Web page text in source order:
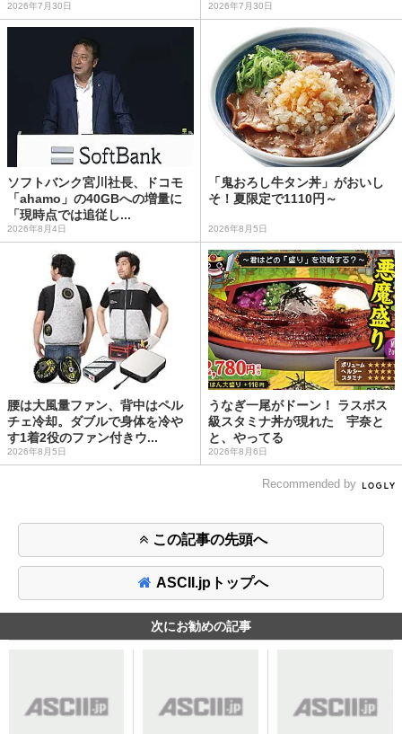
2026年7月30日 2026年7月30日
ソフトバンク宮川社長、ドコモ
「ahamo」の40GBへの増量に
「現時点では追従し...
2026年8月4日
「鬼おろし牛タン丼」がおいし
そ！夏限定で1110円～
2026年8月5日
腰は大風量ファン、背中はペル
チェ冷却。ダブルで身体を冷や
す1着2役のファン付きウ...
2026年8月5日
うなぎ一尾がドーン！ ラスボス
級スタミナ丼が現れた 宇奈と
と、やってる
2026年8月6日
Recommended by
この記事の先頭へ
ASCII.jpトップへ
次にお勧めの記事